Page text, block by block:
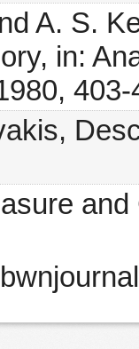
A. S.
in:
403-